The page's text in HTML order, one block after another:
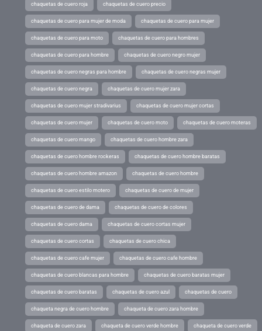
chaquetas de cuero roja chaquetas de cuero precio
chaquetas de cuero para mujer de moda chaquetas de cuero para mujer
chaquetas de cuero para moto chaquetas de cuero para hombres
chaquetas de cuero para hombre chaquetas de cuero negro mujer
chaquetas de cuero negras para hombre chaquetas de cuero negras mujer
chaquetas de cuero negra chaquetas de cuero mujer zara
chaquetas de cuero mujer stradivarius chaquetas de cuero mujer cortas
chaquetas de cuero mujer chaquetas de cuero moto chaquetas de cuero moteras
chaquetas de cuero mango chaquetas de cuero hombre zara
chaquetas de cuero hombre rockeras chaquetas de cuero hombre baratas
chaquetas de cuero hombre amazon chaquetas de cuero hombre
chaquetas de cuero estilo motero chaquetas de cuero de mujer
chaquetas de cuero de dama chaquetas de cuero de colores
chaquetas de cuero dama chaquetas de cuero cortas mujer
chaquetas de cuero cortas chaquetas de cuero chica
chaquetas de cuero cafe mujer chaquetas de cuero cafe hombre
chaquetas de cuero blancas para hombre chaquetas de cuero baratas mujer
chaquetas de cuero baratas chaquetas de cuero azul chaquetas de cuero
chaqueta negra de cuero hombre chaqueta de cuero zara hombre
chaqueta de cuero zara chaqueta de cuero verde hombre chaqueta de cuero verde